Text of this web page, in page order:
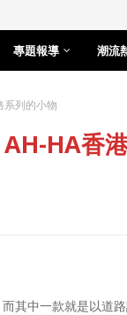
專題報導 潮流
系列的小物
AH-HA香
其中一款就是以道